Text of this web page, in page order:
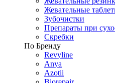
Жевательные
Зубочистки
Препараты при
Скребки
По Бренду
Revyline
Anya
Azotii